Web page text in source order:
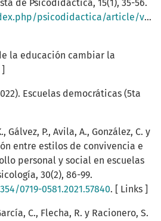
de Psicodidáctica, 15(1), 35-56.
psicodidactica/article/view/733
la educación cambiar la
Escuelas democráticas (5ta
Gálvez, P., Avila, A., González, C. y
entre estilos de convivencia e
personal y social en escuelas
30(2), 86-99.
0719-0581.2021.57840. [ Links ]
C., Flecha, R. y Racionero, S.